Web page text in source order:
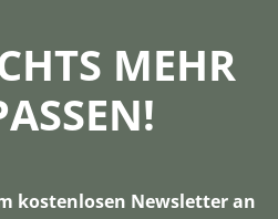
MEHR
kostenlosen Newsletter an